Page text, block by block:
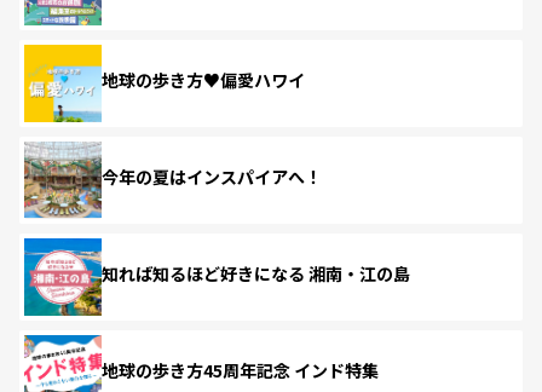
地球の歩き方♥偏愛ハワイ
今年の夏はインスパイアへ！
知れば知るほど好きになる 湘南・江の島
地球の歩き方45周年記念 インド特集